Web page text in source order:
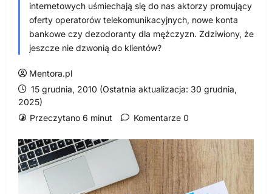
internetowych uśmiechają się do nas aktorzy promujący
oferty operatorów telekomunikacyjnych, nowe konta
bankowe czy dezodoranty dla mężczyzn. Zdziwiony, że
jeszcze nie dzwonią do klientów?
Mentora.pl
15 grudnia, 2010 (Ostatnia aktualizacja: 30 grudnia,
2025)
Przeczytano 6 minut
Komentarze 0